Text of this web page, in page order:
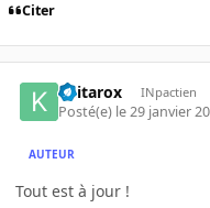
Citer
Keitarox INpactien
Posté(e) le 29 janvier
AUTEUR
Tout est à jour !